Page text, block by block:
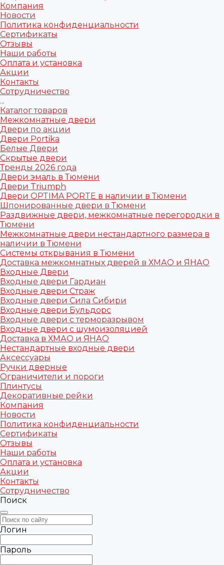
Компания
Новости
Политика конфиденциальности
Сертификаты
Отзывы
Наши работы
Оплата и установка
Акции
Контакты
Сотрудничество
...
Каталог товаров
Межкомнатные двери
Двери по акции
Двери Portika
Белые Двери
Скрытые двери
Тренды 2026 года
Двери эмаль в Тюмени
Двери Triumph
Двери OPTIMA PORTE в наличии в Тюмени
Шпонированные двери в Тюмени
Раздвижные двери, межкомнатные перегородки в
Тюмени
Межкомнатные двери нестандартного размера в
наличии в Тюмени
Системы открывания в Тюмени
Доставка межкомнатных дверей в ХМАО и ЯНАО
Входные Двери
Входные двери Гардиан
Входные двери Страж
Входные двери Сила Сибири
Входные двери Бульдорс
Входные двери с терморазрывом
Входные двери с шумоизоляцией
Доставка в ХМАО и ЯНАО
Нестандартные входные двери
Аксессуары
Ручки дверные
Ограничители и пороги
Плинтусы
Декоративные рейки
Компания
Новости
Политика конфиденциальности
Сертификаты
Отзывы
Наши работы
Оплата и установка
Акции
Контакты
Сотрудничество
Поиск
Логин
Пароль